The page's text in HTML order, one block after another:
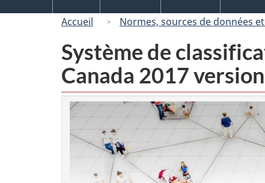
Accueil Normes, sources de données
Système de
Canada 2017